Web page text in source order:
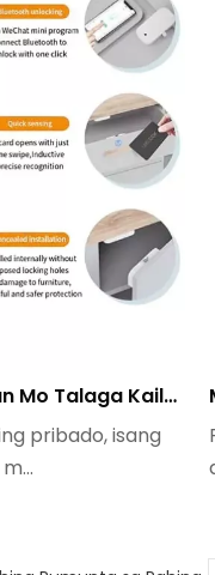
Ano ang Cabinet Lock At Kailan Mo Talaga Kailangan Ito?
pribado, isang